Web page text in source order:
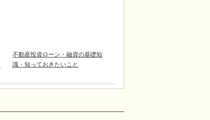
不動産投資ローン・融資の基礎知
識・知っておきたいこと